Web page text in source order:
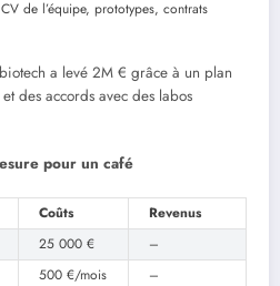
de l’équipe, prototypes, contrats
a levé 2M € grâce à un plan
des accords avec des labos
pour un café
Coûts
Revenus
25 000 €
–
500 €/mois
–